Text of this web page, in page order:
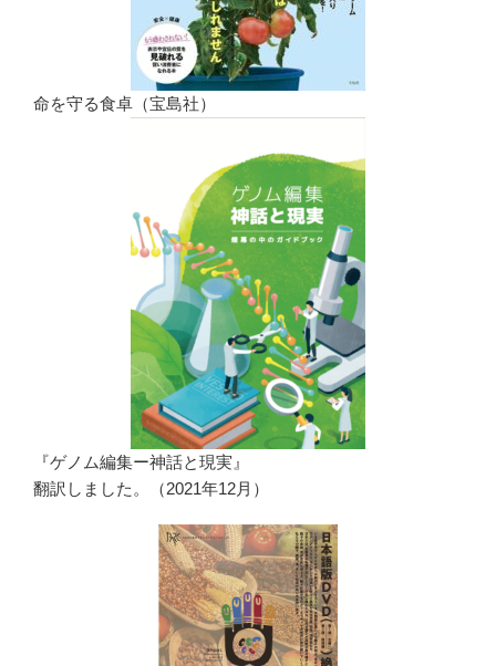
命を守る食卓（宝島社）
『ゲノム編集ー神話と現実』
翻訳しました。（2021年12月）